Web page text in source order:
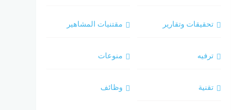
تحقيقات وتقارير
ترفيه
تقنية
مقتنيات المشاهير
منوعات
وظائف